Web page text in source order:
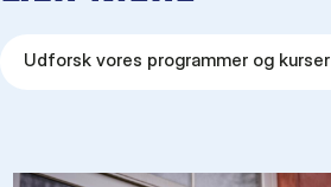
Udforsk vores programmer og kurser